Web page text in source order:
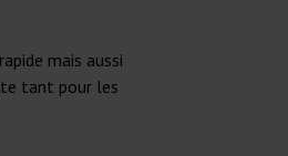
mais aussi
tant pour les